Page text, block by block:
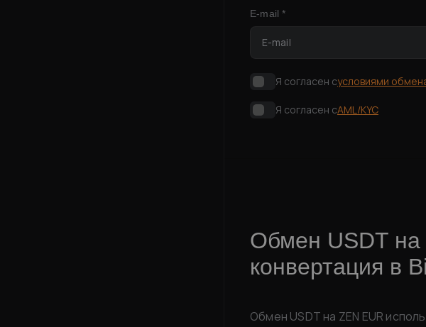
E-mail *
Я согласен сусловиями
Я согласен сAML/KYC
Обмен USDT на
конвертация в
Обмен USDT на ZEN EUR